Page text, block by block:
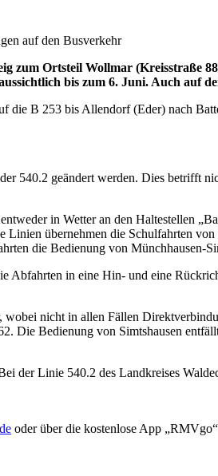
auf den Busverkehr
zum Ortsteil Wollmar (Kreisstraße
bis zum 6. Juni. Auch auf
die B 253 bis Allendorf (Eder) nach
540.2 geändert werden. Dies betrifft
in Wetter an den Haltestellen
übernehmen die Schulfahrten
die Bedienung von Münchhausen-
in eine Hin- und eine
nicht in allen Fällen
Bedienung von Simtshausen
Linie 540.2 des Landkreises
oder über die kostenlose App